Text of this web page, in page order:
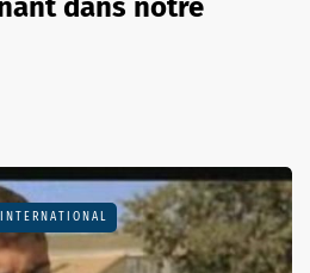
dans notre
INTERNATIONAL